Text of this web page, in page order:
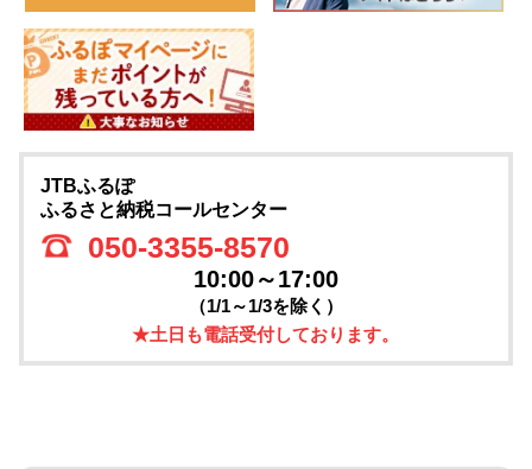
JTBふるぽ
ふるさと納税コールセンター
050-3355-8570
10:00～17:00
（1/1～1/3を除く）
★土日も電話受付しております。